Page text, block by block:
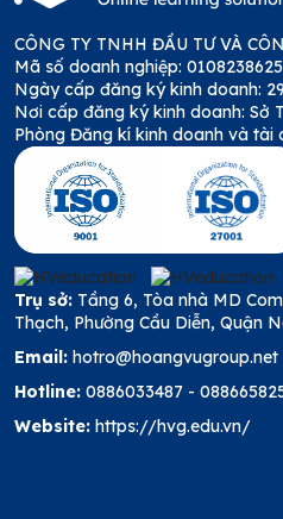
CÔNG TY TNHH ĐẦU TƯ VÀ
Mã số doanh nghiệp: 0108238625
Ngày cấp đăng ký kinh doanh:
Nơi cấp đăng ký kinh doanh: Sở
Phòng Đăng kí kinh doanh và tài
Trụ sở: Tầng 6, Tòa nhà MD
Thạch, Phường Cầu Diễn, Quận
Email: hotro@hoangvugroup.net
Hotline: 0886033487 -
Website: https://hvg.edu.vn/